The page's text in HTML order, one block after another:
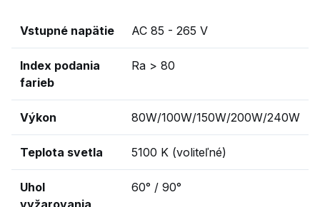
Vstupné napätie AC 85 - 265 V
Index podania
farieb
Ra > 80
Výkon 80W/100W/150W/200W/240W
Teplota svetla 5100 K (voliteľné)
Uhol
60° / 90°